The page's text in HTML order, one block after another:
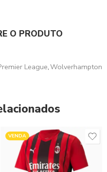
O PRODUTO
League,Wolverhampton
VENDA